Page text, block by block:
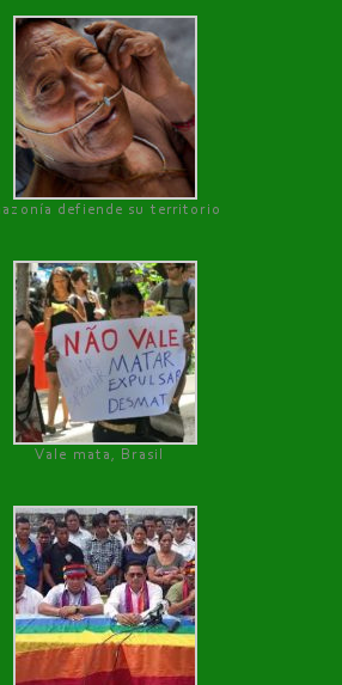
defiende su territorio
Vale mata, Brasil